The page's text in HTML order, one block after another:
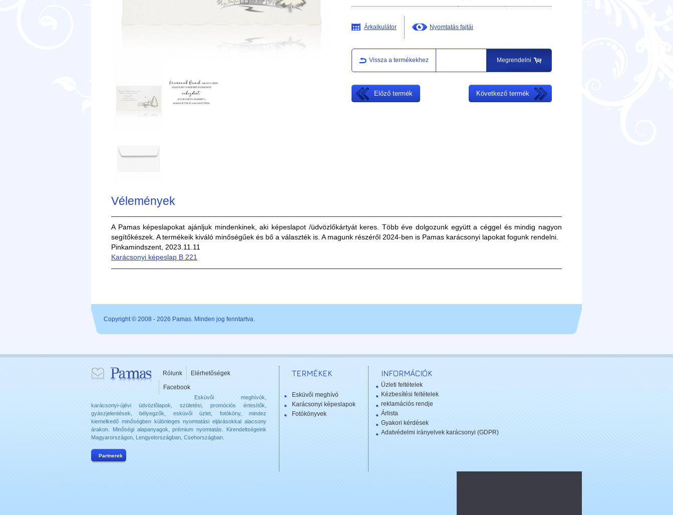
Árkalkulátor Nyomtatás fajtái
Vissza a termékekhez Megrendelni
Előző termék Következő termék
Vélemények
A Pamas képeslapokat ajánljuk mindenkinek, aki képeslapot /üdvözlőkártyát keres. Több éve dolgozunk együtt a céggel és mindig nagyon
segítőkészek. A termékeik kiváló minőségűek és bő a választék is. A magunk részéről 2024-ben is Pamas karácsonyi lapokat fogunk rendelni.
Pinkamindszent, 2023.11.11
Karácsonyi képeslap B 221
Copyright © 2008 - 2026 Pamas. Minden jog fenntartva.
Rólunk
Elérhetőségek
Facebook
Esküvői meghívók,
karácsonyi-újévi üdvözlőlapok, születési, promóciós értesítők,
gyászjelentések, bélyegzők, esküvői üzlet, fotóköny, mindez
kiemelkedő minőségben különleges nyomtatási eljárásokkal alacsony
árakon. Minőségi alapanyagok, prémium nyomtatás. Kirendeltségeink
Magyarországon, Lengyelországban, Csehországban.
Partnerek
TERMÉKEK
Esküvői meghívó
Karácsonyi képeslapok
Fotókönyvek
INFORMÁCIÓK
Üzleti feltételek
Kézbesítési feltételek
reklamációs rendje
Árlista
Gyakori kérdések
Adatvédelmi irányelvek karácsonyi (GDPR)